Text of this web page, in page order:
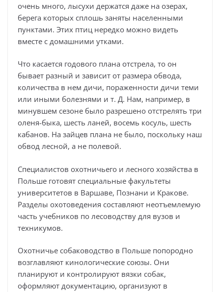
очень много, лысухи держатся даже на озерах,
берега которых сплошь заняты населенными
пунктами. Этих птиц нередко можно видеть
вместе с домашними утками.
Что касается годового плана отстрела, то он
бывает разный и зависит от размера обвода,
количества в нем дичи, пораженности дичи теми
или иными болезнями и т. Д. Нам, например, в
минувшем сезоне было разрешено отстрелять три
оленя-быка, шесть ланей, восемь косуль, шесть
кабанов. На зайцев плана не было, поскольку наш
обвод лесной, а не полевой.
Специалистов охотничьего и лесного хозяйства в
Польше готовят специальные факультеты
университетов в Варшаве, Познани и Кракове.
Разделы охотоведения составляют неотъемлемую
часть учебников по лесоводству для вузов и
техникумов.
Охотничье собаководство в Польше попородно
возглавляют кинологические союзы. Они
планируют и контролируют вязки собак,
оформляют документацию, организуют в